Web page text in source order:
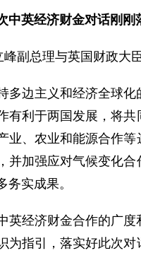
中英经济财金对话刚
副总理与英国财政大
多边主义和经济全球
有利于两国发展，将
业、农业和能源合作
并加强应对气候变化
实成果。
英经济财金合作的广
为指引，落实好此次